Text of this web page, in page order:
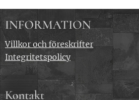
INFORMATION
Villkor och föreskrifter
Integritetspolicy
Kontakt